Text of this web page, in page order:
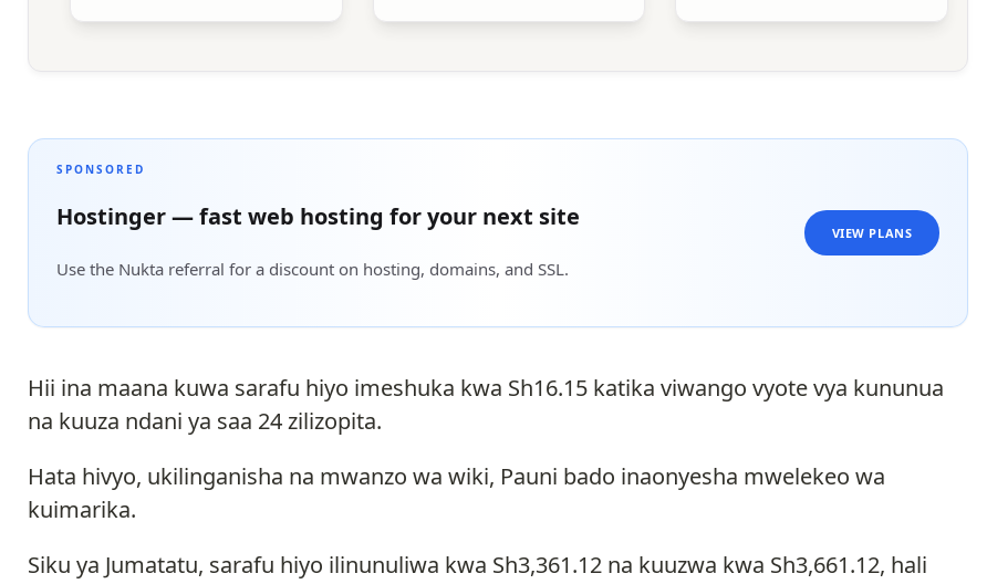
SPONSORED
Hostinger — fast web hosting for your next site
Use the Nukta referral for a discount on hosting, domains, and SSL.
VIEW PLANS
Hii ina maana kuwa sarafu hiyo imeshuka kwa Sh16.15 katika viwango vyote vya kununua
na kuuza ndani ya saa 24 zilizopita.
Hata hivyo, ukilinganisha na mwanzo wa wiki, Pauni bado inaonyesha mwelekeo wa
kuimarika.
Siku ya Jumatatu, sarafu hiyo ilinunuliwa kwa Sh3,361.12 na kuuzwa kwa Sh3,661.12, hali